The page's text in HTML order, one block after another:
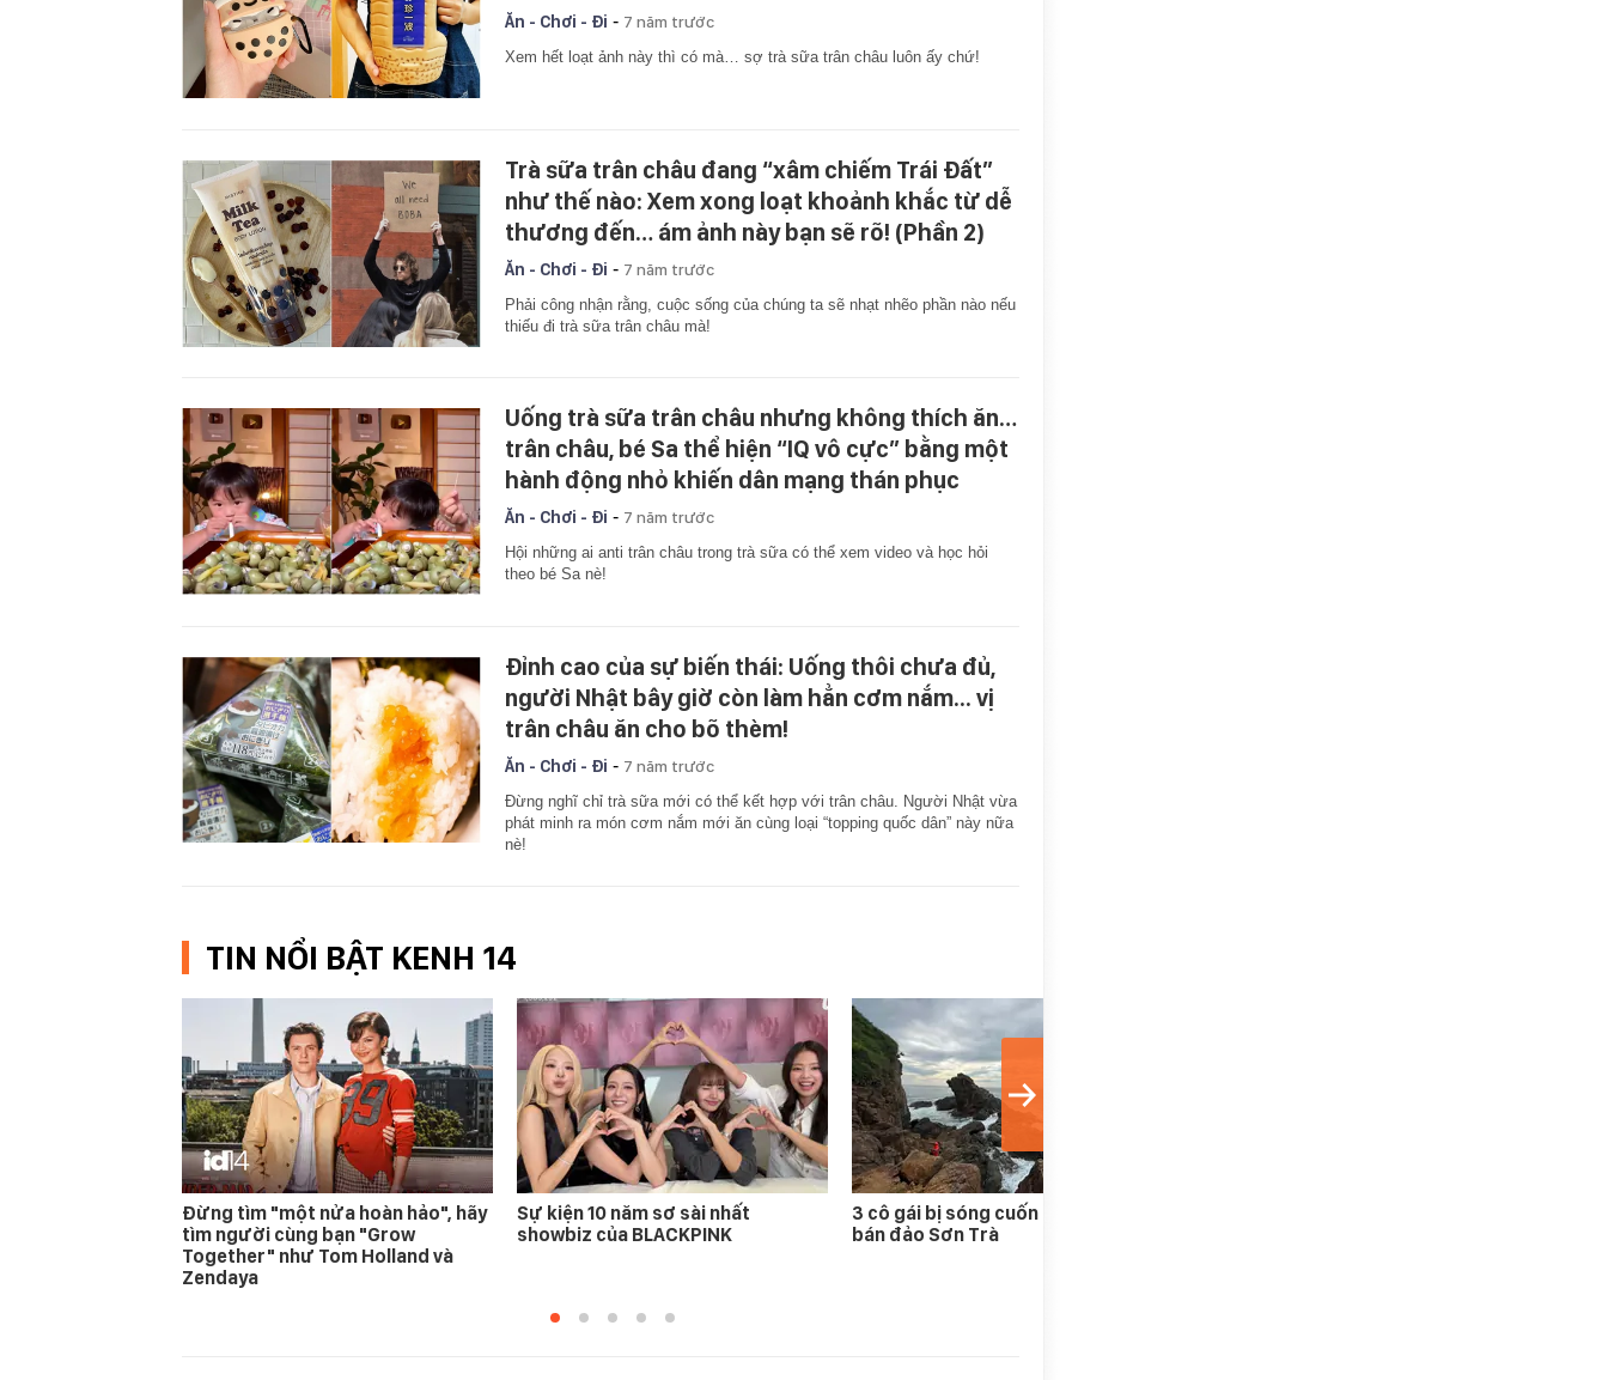
Ăn - Chơi - Đi - 7 năm trước
Xem hết loạt ảnh này thì có mà… sợ trà sữa trân châu luôn ấy chứ!
Trà sữa trân châu đang “xâm chiếm Trái Đất”
như thế nào: Xem xong loạt khoảnh khắc từ dễ
thương đến… ám ảnh này bạn sẽ rõ! (Phần 2)
Ăn - Chơi - Đi - 7 năm trước
Phải công nhận rằng, cuộc sống của chúng ta sẽ nhạt nhẽo phần nào nếu
thiếu đi trà sữa trân châu mà!
Uống trà sữa trân châu nhưng không thích ăn…
trân châu, bé Sa thể hiện “IQ vô cực” bằng một
hành động nhỏ khiến dân mạng thán phục
Ăn - Chơi - Đi - 7 năm trước
Hội những ai anti trân châu trong trà sữa có thể xem video và học hỏi
theo bé Sa nè!
Đỉnh cao của sự biến thái: Uống thôi chưa đủ,
người Nhật bây giờ còn làm hẳn cơm nắm... vị
trân châu ăn cho bõ thèm!
Ăn - Chơi - Đi - 7 năm trước
Đừng nghĩ chỉ trà sữa mới có thể kết hợp với trân châu. Người Nhật vừa
phát minh ra món cơm nắm mới ăn cùng loại “topping quốc dân” này nữa
nè!
TIN NỔI BẬT KENH 14
Đừng tìm "một nửa hoàn hảo", hãy
tìm người cùng bạn "Grow
Together" như Tom Holland và
Zendaya
Sự kiện 10 năm sơ sài nhất
showbiz của BLACKPINK
3 cô gái bị sóng cuốn mất tích ở
bán đảo Sơn Trà